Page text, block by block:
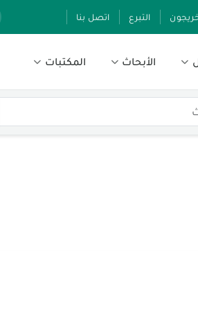
التبرع اتصل بنا
الأبحاث المكتبات